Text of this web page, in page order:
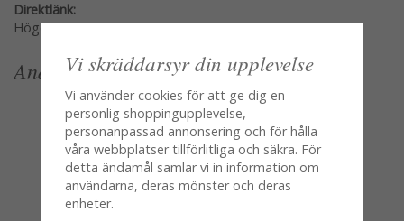
Direktlänk:
Högerklicka och kopiera adressen
Andra köpte även
Vi skräddarsyr din upplevelse
Vi använder cookies för att ge dig en
personlig shoppingupplevelse,
personanpassad annonsering och för hålla
våra webbplatser tillförlitliga och säkra. För
detta ändamål samlar vi in information om
användarna, deras mönster och deras
enheter.